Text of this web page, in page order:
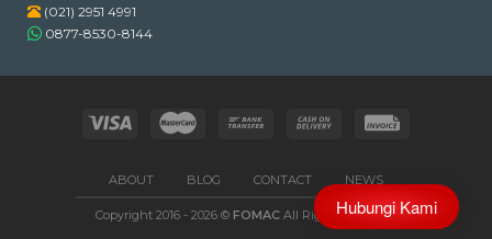
(021) 2951 4991
0877-8530-8144
ABOUT BLOG CONTACT NEWS
Copyright 2016 - 2026 © FOMAC All Rights Reserved
Hubungi Kami